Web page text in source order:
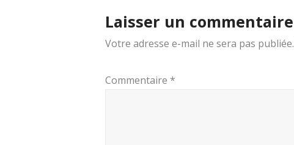
Laisser un commentaire
Votre adresse e-mail ne sera pas publiée.
Commentaire *